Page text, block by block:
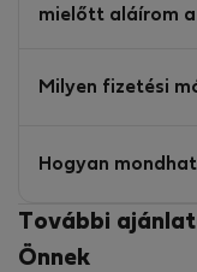
mielőtt aláírom
Milyen fizetési
Hogyan
További
Önnek